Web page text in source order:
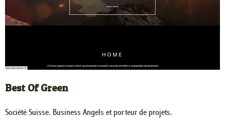
Best Of Green
Société Suisse. Business Angels et porteur de projets.